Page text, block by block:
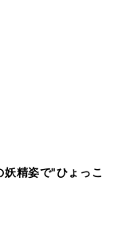
妖精姿で"ひょっこ